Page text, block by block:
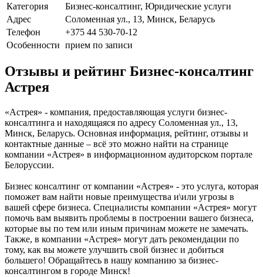
Категория
Бизнес-консалтинг, Юридические услуги
Адрес
Соломенная ул., 13, Минск, Беларусь
Телефон
+375 44 530-70-12
Особенности прием по записи
Отзывы и рейтинг Бизнес-консалтинг
Астрея
«Астрея» - компания, предоставляющая услуги бизнес-
консалтинга и находящаяся по адресу Соломенная ул., 13,
Минск, Беларусь. Основная информация, рейтинг, отзывы и
контактные данные – всё это можно найти на странице
компании «Астрея» в информационном аудиторском портале
Белоруссии.
Бизнес консалтинг от компании «Астрея» - это услуга, которая
поможет вам найти новые преимущества и\или угрозы в
вашей сфере бизнеса. Специалисты компании «Астрея» могут
помочь вам выявить проблемы в построении вашего бизнеса,
которые вы по тем или иным причинам можете не замечать.
Также, в компании «Астрея» могут дать рекомендации по
тому, как вы можете улучшить свой бизнес и добиться
большего! Обращайтесь в нашу компанию за бизнес-
консалтингом в городе Минск!